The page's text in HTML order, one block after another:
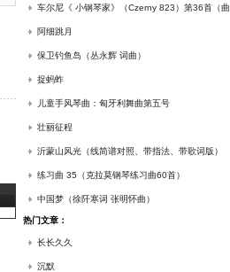
车尔尼《 小钢琴家》（Czerny 823）第36首（曲
谱及练习提示）
阿细跳月
保卫钓鱼岛（丛永辉 词曲）
捉蚂蚱
儿童手风琴曲：匈牙利舞曲第五号
壮丽征程
沂蒙山风光（线简谱对照、带指法、带歌词版）
练习曲 35（克拉莫钢琴练习曲60首）
中国梦（徐阡寒词 张明怀曲）
热门文章：
长长久久
沉默